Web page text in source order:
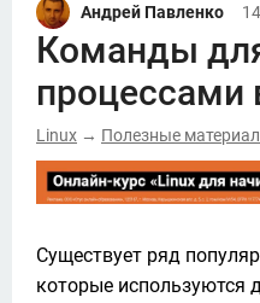
Андрей Павленко
Команды
процессами
Linux → Полезные
Существует ряд